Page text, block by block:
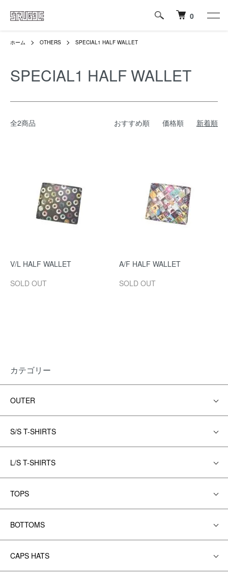
0
ホーム OTHERS SPECIAL1 HALF WALLET
SPECIAL1 HALF WALLET
全2商品 おすすめ順 価格順 新着順
V/L HALF WALLET
SOLD OUT
A/F HALF WALLET
SOLD OUT
カテゴリー
OUTER
S/S T-SHIRTS
L/S T-SHIRTS
TOPS
BOTTOMS
CAPS HATS